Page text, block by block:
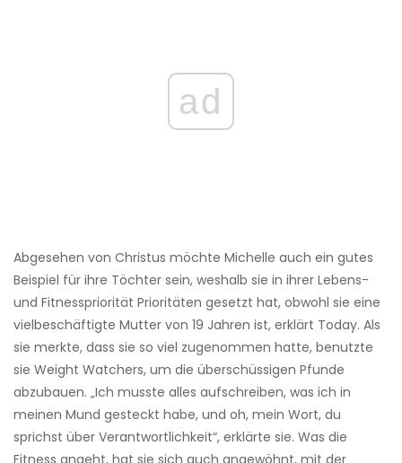
ad
Abgesehen von Christus möchte Michelle auch ein gutes
Beispiel für ihre Töchter sein, weshalb sie in ihrer Lebens-
und Fitnesspriorität Prioritäten gesetzt hat, obwohl sie eine
vielbeschäftigte Mutter von 19 Jahren ist, erklärt Today. Als
sie merkte, dass sie so viel zugenommen hatte, benutzte
sie Weight Watchers, um die überschüssigen Pfunde
abzubauen. „Ich musste alles aufschreiben, was ich in
meinen Mund gesteckt habe, und oh, mein Wort, du
sprichst über Verantwortlichkeit“, erklärte sie. Was die